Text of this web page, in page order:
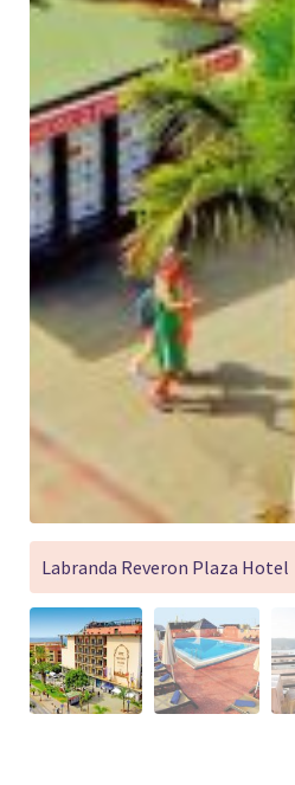
Labranda Reveron Plaza Hotel